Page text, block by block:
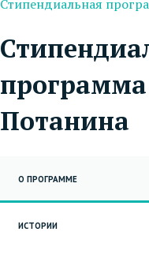
Стипендиальная
Потанина
О ПРОГРАММЕ
ИСТОРИИ